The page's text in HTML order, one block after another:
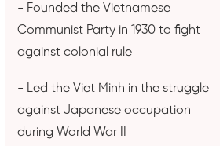
- Founded the Vietnamese
Communist Party in 1930 to fight
against colonial rule
- Led the Viet Minh in the struggle
against Japanese occupation
during World War II